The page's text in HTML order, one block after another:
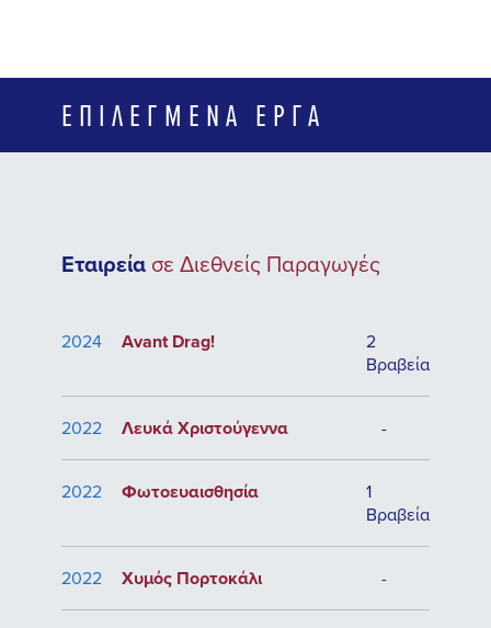
ΕΠΙΛΕΓΜΈΝΑ ΈΡΓΑ
Εταιρεία σε Διεθνείς Παραγωγές
2024 Avant Drag!
2
Βραβεία
2022 Λευκά Χριστούγεννα -
2022 Φωτοευαισθησία
1
Βραβεία
2022 Χυμός Πορτοκάλι -